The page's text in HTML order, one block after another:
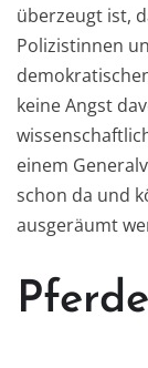
überzeugt ist,
Polizistinnen
keine Angst
einem
schon da und
ausgeräumt